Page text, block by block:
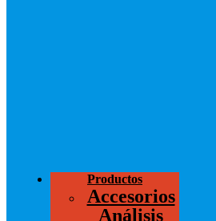
Productos
Accesorios
Análisis